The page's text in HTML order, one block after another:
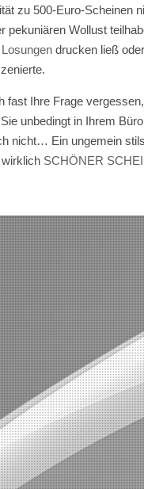
zu 500-Euro-Scheinen
pekuniären Wollust
drucken ließ
fast Ihre Frage
unbedingt in Ihrem
nicht… Ein ungemein
SCHÖNER